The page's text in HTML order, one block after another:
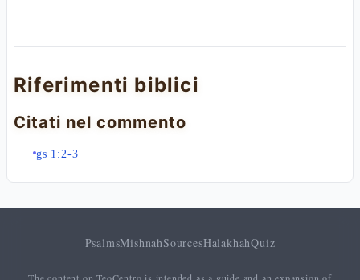
Riferimenti biblici
Citati nel commento
gs 1:2-3
PsalmsMishnahSourcesHalakhahQuiz